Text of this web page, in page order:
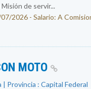
de servir...
2026 - Salario: A
MOTO
| Provincia : Capital Federal